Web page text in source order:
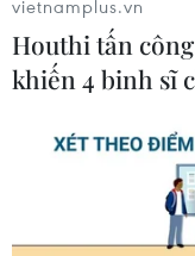
dung khác liên
vùng hoạt động,
viên và cơ cấu
vietnamplus.vn
Houthi tấn
khiến 4 binh sĩ